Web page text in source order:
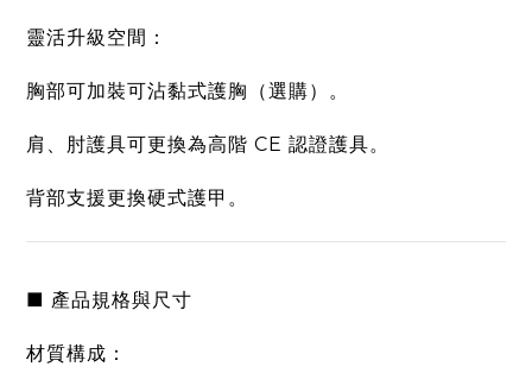
靈活升級空間：
胸部可加裝可沾黏式護胸（選購）。
肩、肘護具可更換為高階 CE 認證護具。
背部支援更換硬式護甲。
■ 產品規格與尺寸
材質構成：